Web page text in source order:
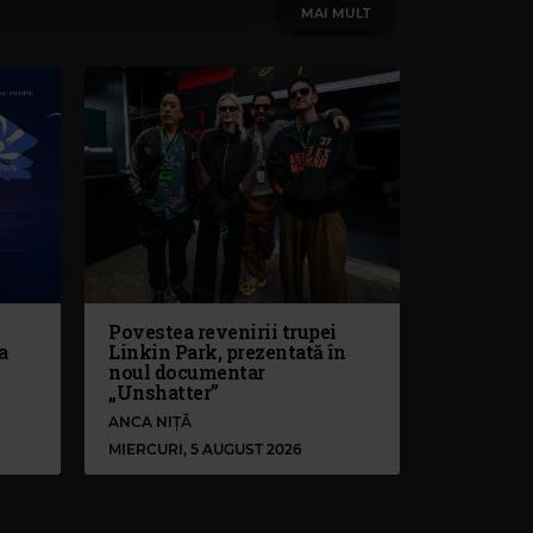
MAI MULT
Povestea revenirii trupei
Linkin Park, prezentată în
noul documentar
„Unshatter”
ANCA NIȚĂ
MIERCURI, 5 AUGUST 2026